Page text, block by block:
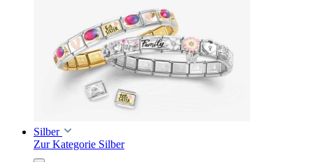
Silber
Zur Kategorie Silber